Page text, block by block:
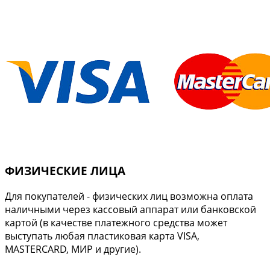
ФИЗИЧЕСКИЕ ЛИЦА
Для покупателей - физических лиц возможна оплата
наличными через кассовый аппарат или банковской
картой (в качестве платежного средства может
выступать любая пластиковая карта VISA,
MASTERCARD, МИР и другие).